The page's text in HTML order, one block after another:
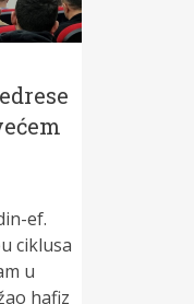
ef.
ciklusa
u
hafiz